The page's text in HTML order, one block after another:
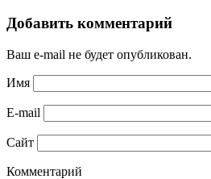
Добавить комментарий
Ваш e-mail не будет опубликован.
Имя
E-mail
Сайт
Комментарий